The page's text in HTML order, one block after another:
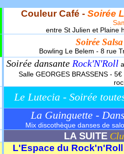
Couleur Café - Soirée
entre St Julien et Plaine
Soirée
Bowling Le Belem - 8 rue
Soirée dansante Rock'N'Roll
Salle GEORGES BRASSENS -
Le Lutecia - Soirée
La Guinguette -
Mix discothèque danses de
LA SUITE
L'Espace du Rock'n'Roll